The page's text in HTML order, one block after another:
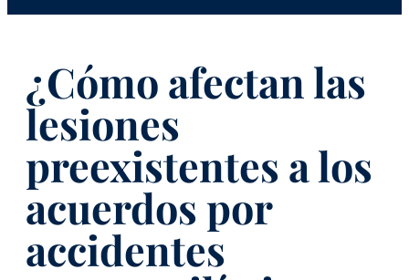
¿Cómo afectan las
lesiones
preexistentes a los
acuerdos por
accidentes